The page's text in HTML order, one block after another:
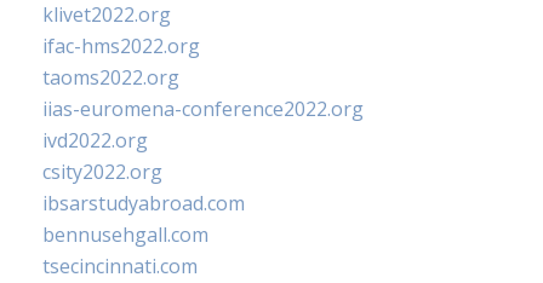
klivet2022.org
ifac-hms2022.org
taoms2022.org
iias-euromena-conference2022.org
ivd2022.org
csity2022.org
ibsarstudyabroad.com
bennusehgall.com
tsecincinnati.com